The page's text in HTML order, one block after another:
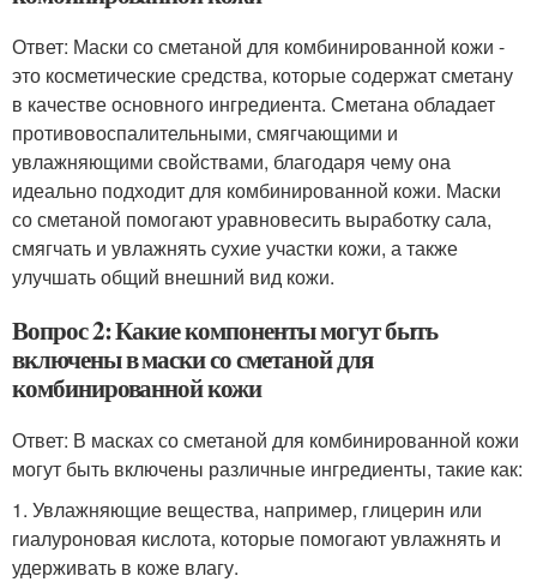
Ответ: Маски со сметаной для комбинированной кожи -
это косметические средства, которые содержат сметану
в качестве основного ингредиента. Сметана обладает
противовоспалительными, смягчающими и
увлажняющими свойствами, благодаря чему она
идеально подходит для комбинированной кожи. Маски
со сметаной помогают уравновесить выработку сала,
смягчать и увлажнять сухие участки кожи, а также
улучшать общий внешний вид кожи.
Вопрос 2: Какие компоненты могут быть
включены в маски со сметаной для
комбинированной кожи
Ответ: В масках со сметаной для комбинированной кожи
могут быть включены различные ингредиенты, такие как:
1. Увлажняющие вещества, например, глицерин или
гиалуроновая кислота, которые помогают увлажнять и
удерживать в коже влагу.